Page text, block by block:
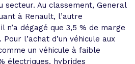
secteur. Au classement, General
à Renault, l’autre
dégagé que 3,5 % de marge
l’achat d’un véhicule aux
un véhicule à faible
électriques, hybrides